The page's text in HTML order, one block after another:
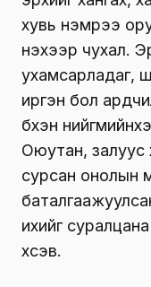
хувь нэмрээ
үнэхээр чухал.
ухамсарладаг,
иргэн бол
бүхэн
Оюутан, залуус
сурсан онолын
ихийг
хүсэв.